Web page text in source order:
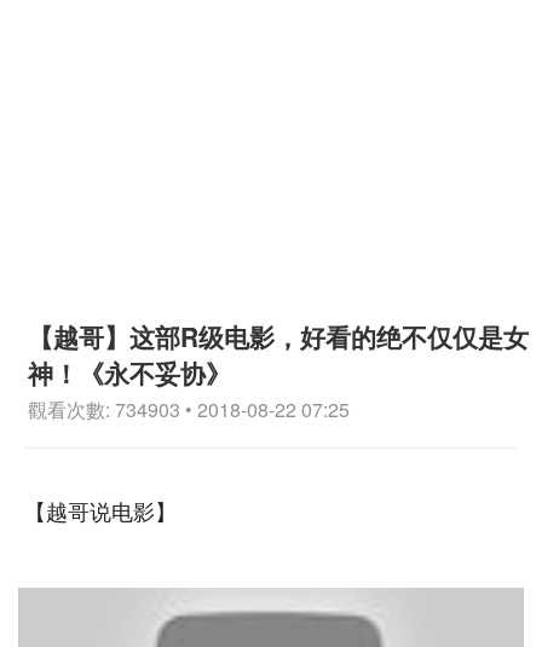
【越哥】这部R级电影，好看的绝不仅仅是女
神！《永不妥协》
觀看次數: 734903 • 2018-08-22 07:25
【越哥说电影】